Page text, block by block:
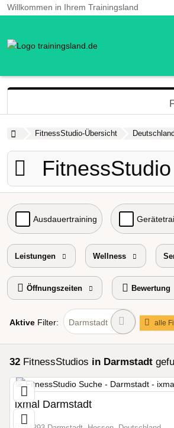
Willkommen in Ihrem Trainingsland
FitnessStudio-Übersicht Deutschland
FitnessStudio
Ausdauertraining
Probetraining Preisniveau
Leistungen Wellness
Öffnungszeiten Bewertung
Aktive Filter: Darmstadt alle
32 FitnessStudios in Darmstadt
ixmal Darmstadt